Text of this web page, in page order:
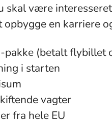
skal være
opbygge en karriere
pakke (betalt flybillet
i starten
vagter
fra hele EU